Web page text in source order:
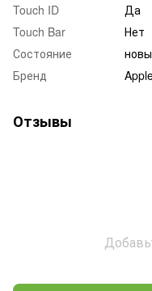
Touch ID
Да
Touch Bar
Нет
Состояние
Бренд
Отзывы